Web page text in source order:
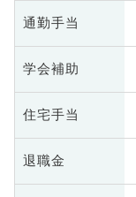
通勤手当
学会補助
住宅手当
退職金